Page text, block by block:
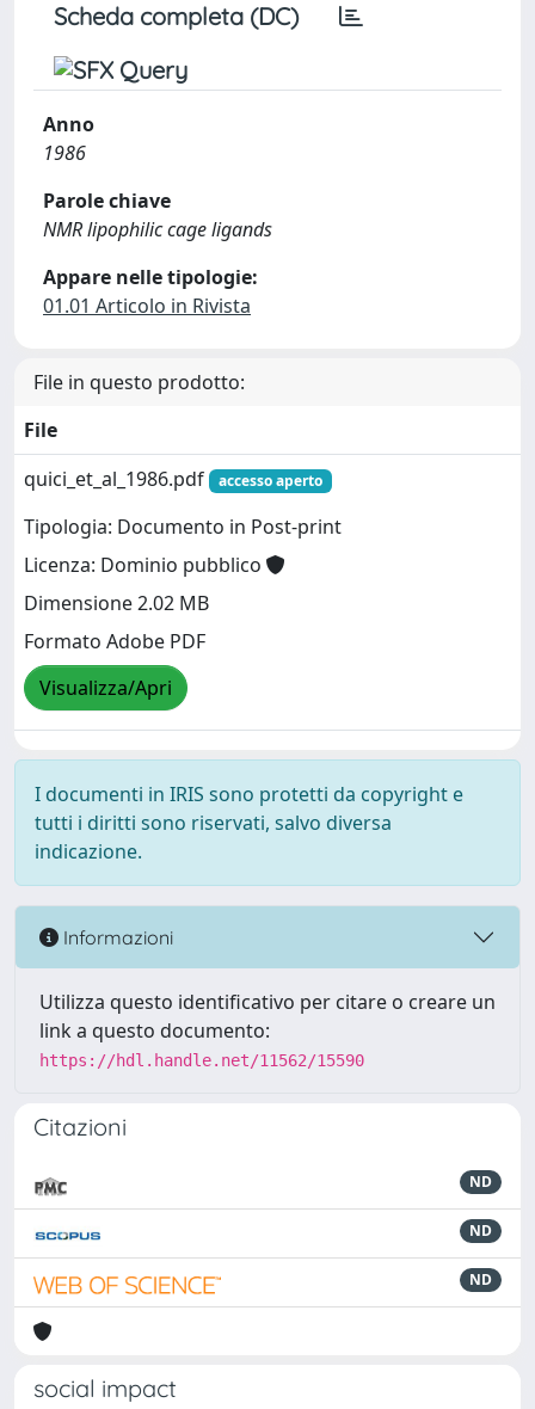
Scheda completa (DC)
Anno
1986
Parole chiave
NMR lipophilic cage ligands
Appare nelle tipologie:
01.01 Articolo in Rivista
File in questo prodotto:
File
quici_et_al_1986.pdf
accesso aperto
Tipologia: Documento in Post-print
Licenza: Dominio pubblico
Dimensione 2.02 MB
Formato Adobe PDF
Visualizza/Apri
I documenti in IRIS sono protetti da copyright e
tutti i diritti sono riservati, salvo diversa
indicazione.
Informazioni
Utilizza questo identificativo per citare o creare un
link a questo documento:
https://hdl.handle.net/11562/15590
Citazioni
ND
ND
ND
social impact